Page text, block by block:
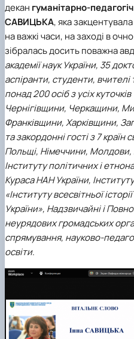
декан гуманітарно-
САВИЦЬКА, яка
на важкі часи, на заході в
зібралась досить поважна
академії наук України, 35
аспіранти, студенти,
понад 200 осіб з усіх
Чернігівщини, Черкащини,
Франківщини, Харківщини,
та закордонні гості з 7 країн
Польщі, Німеччини, Молдови,
Інституту політичних і
Кураса НАН України,
«Інституту всесвітньої
України», Надзвичайні і
неурядових громадських
спрямування, науково-
освіти.